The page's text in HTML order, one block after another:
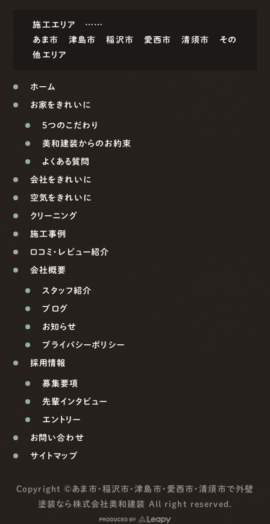
施工エリア ……
あま市
津島市 稲沢市 愛西市 清須市
その
他エリア
ホーム
お家をきれいに
5つのこだわり
美和建装からのお約束
よくある質問
会社をきれいに
空気をきれいに
クリーニング
施工事例
口コミ・レビュー紹介
会社概要
スタッフ紹介
ブログ
お知らせ
プライバシーポリシー
採用情報
募集要項
先輩インタビュー
エントリー
お問い合わせ
サイトマップ
Copyright ©あま市・稲沢市・津島市・愛西市・清須市で外壁
塗装なら株式会社美和建装 All right reserved.